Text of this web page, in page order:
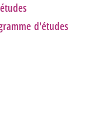
d'études